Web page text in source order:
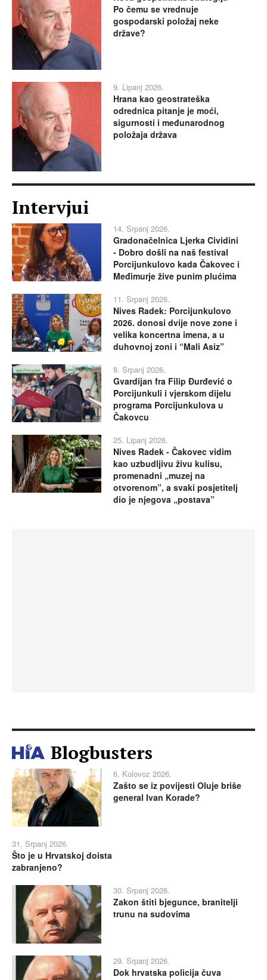
Po čemu se vrednuje
gospodarski položaj neke
države?
9. Lipanj 2026.
Hrana kao geostrateška
odrednica pitanje je moći,
sigurnosti i međunarodnog
položaja država
Intervjui
14. Srpanj 2026.
Gradonačelnica Ljerka Cividini
- Dobro došli na naš festival
Porcijunkulovo kada Čakovec i
Međimurje žive punim plućima
11. Srpanj 2026.
Nives Radek: Porcijunkulovo
2026. donosi dvije nove zone i
velika koncertna imena, a u
duhovnoj zoni i “Mali Asiz”
8. Srpanj 2026.
Gvardijan fra Filip Đurđević o
Porcijunkuli i vjerskom dijelu
programa Porcijunkulova u
Čakovcu
25. Lipanj 2026.
Nives Radek - Čakovec vidim
kao uzbudljivu živu kulisu,
promenadni „muzej na
otvorenom”, a svaki posjetitelj
dio je njegova „postava”
Blogbusters
6. Kolovoz 2026.
Zašto se iz povijesti Oluje briše
general Ivan Korade?
31. Srpanj 2026.
Što je u Hrvatskoj doista
zabranjeno?
30. Srpanj 2026.
Zakon štiti bjegunce, branitelji
trunu na sudovima
29. Srpanj 2026.
Dok hrvatska policija čuva